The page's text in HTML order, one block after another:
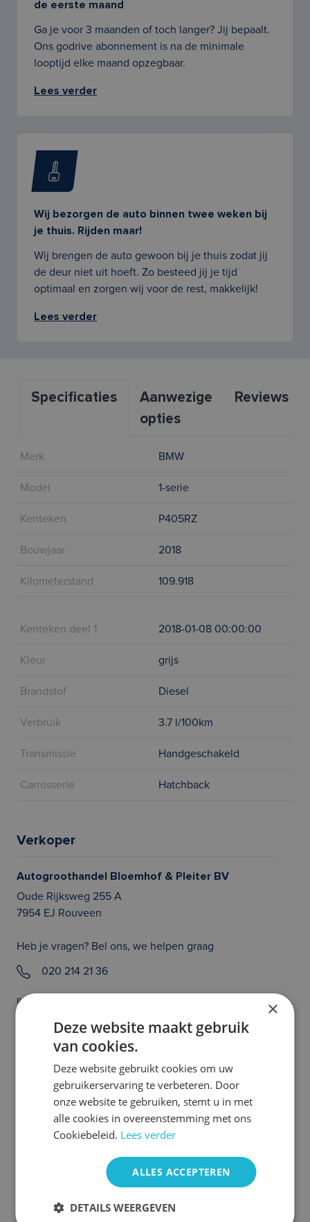
de eerste maand
Ga je voor 3 maanden of toch langer? Jij bepaalt.
Ons godrive abonnement is na de minimale
looptijd elke maand opzegbaar.
Lees verder
Wij bezorgen de auto binnen twee weken bij
je thuis. Rijden maar!
Wij brengen de auto gewoon bij je thuis zodat jij
de deur niet uit hoeft. Zo besteed jij je tijd
optimaal en zorgen wij voor de rest, makkelijk!
Lees verder
Specificaties
Aanwezige
opties
Reviews
Merk BMW
Model 1-serie
Kenteken P405RZ
Bouwjaar 2018
Kilometerstand 109.918
Kenteken deel 1 2018-01-08 00:00:00
Kleur grijs
Brandstof Diesel
Verbruik 3.7 l/100km
Transmissie Handgeschakeld
Carrosserie Hatchback
Verkoper
Autogroothandel Bloemhof & Pleiter BV
Oude Rijksweg 255 A
7954 EJ Rouveen
Heb je vragen? Bel ons, we helpen graag
020 214 21 36
Prijs en/of zetfouten voorbehouden. Controleer zelf of de uitvoering van
de auto klopt en of alle opties die jouw beslissing tot het aangaan van een
auto abonnement kunnen beïnvloeden aanwezig zijn. Heb je hier vragen
over, neem dan even contact met ons op. We helpen je graag!
Meer BMW occasions
×
Deze website maakt gebruik
van cookies.
Deze website gebruikt cookies om uw
gebruikerservaring te verbeteren. Door
onze website te gebruiken, stemt u in met
alle cookies in overeenstemming met ons
Cookiebeleid. Lees verder
ALLES ACCEPTEREN
DETAILS WEERGEVEN